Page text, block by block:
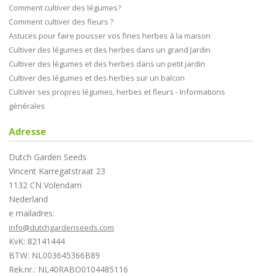
Comment cultiver des légumes?
Comment cultiver des fleurs ?
Astuces pour faire pousser vos fines herbes à la maison
Cultiver des légumes et des herbes dans un grand Jardin
Cultiver des légumes et des herbes dans un petit jardin
Cultiver des légumes et des herbes sur un balcon
Cultiver ses propres légumes, herbes et fleurs - Informations
générales
Adresse
Dutch Garden Seeds
Vincent Karregatstraat 23
1132 CN Volendam
Nederland
e mailadres:
info@dutchgardenseeds.com
KvK: 82141444
BTW: NL003645366B89
Rek.nr.: NL40RABO0104485116